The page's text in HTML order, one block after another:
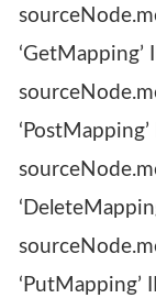
‘GetMapping’
‘PostMapping’
‘PutMapping’